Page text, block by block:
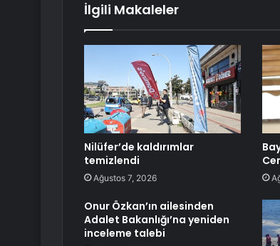
İlgili Makaleler
Nilüfer’de kaldırımlar
temizlendi
Ağustos 7, 2026
Onur Özkan’ın ailesinden
Adalet Bakanlığı’na yeniden
inceleme talebi